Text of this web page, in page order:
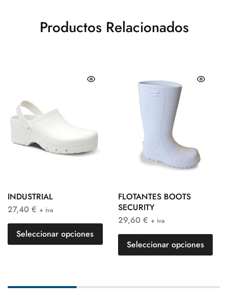
Productos Relacionados
INDUSTRIAL
27,40 € + iva
Seleccionar opciones
FLOTANTES BOOTS
SECURITY
29,60 € + iva
Seleccionar opciones